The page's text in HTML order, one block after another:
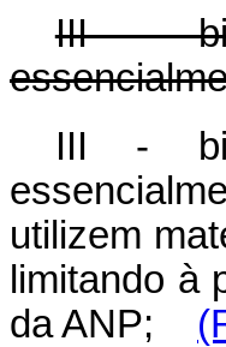
III -
III -
utilizem
limitando à
da ANP;